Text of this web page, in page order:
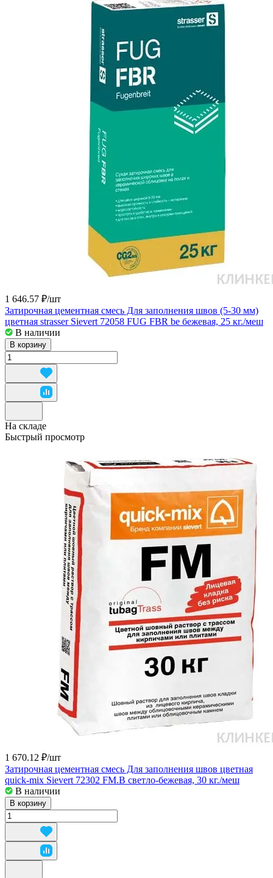
1 646.57 ₽/шт
Затирочная цементная смесь Для заполнения швов (5-30 мм)
цветная strasser Sievert 72058 FUG FBR be бежевая, 25 кг./меш
В наличии
В корзину
На складе
Быстрый просмотр
1 670.12 ₽/шт
Затирочная цементная смесь Для заполнения швов цветная
quick-mix Sievert 72302 FM.B светло-бежевая, 30 кг./меш
В наличии
В корзину